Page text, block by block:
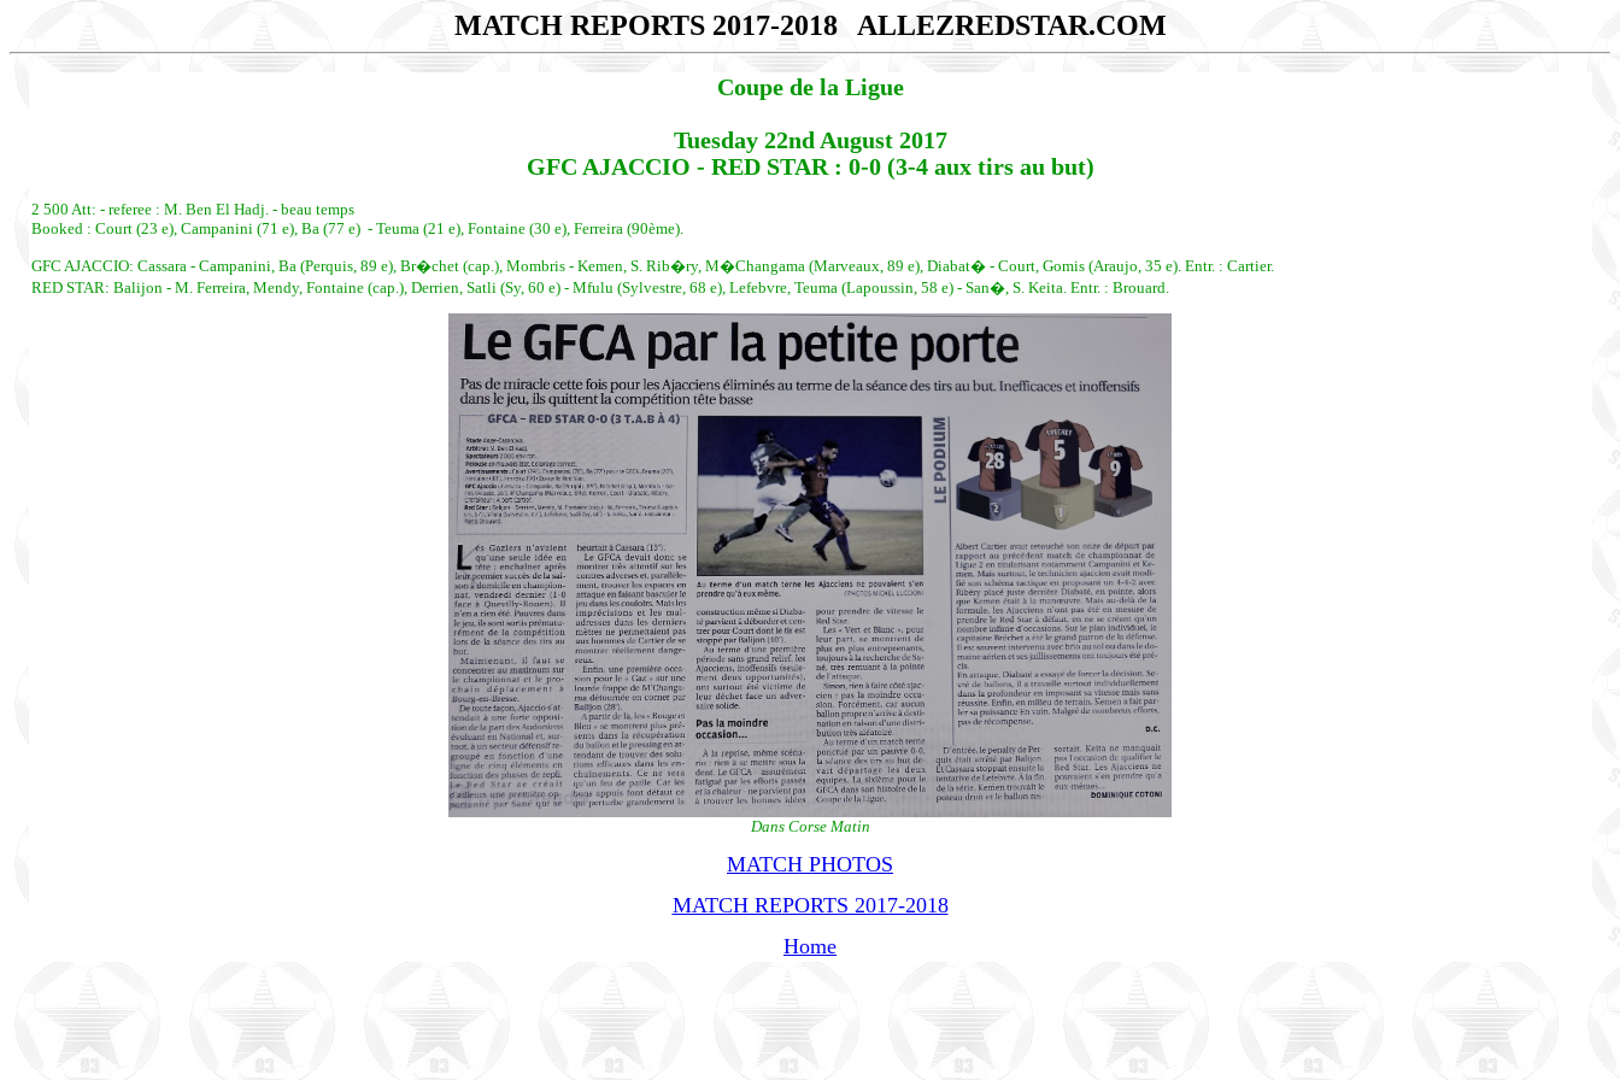
MATCH REPORTS 2017-2018 ALLEZREDSTAR.COM
Coupe de la Ligue
Tuesday 22nd August 2017
GFC AJACCIO - RED STAR : 0-0 (3-4 aux tirs au but)
2 500 Att: - referee : M. Ben El Hadj. - beau temps
Booked : Court (23 e), Campanini (71 e), Ba (77 e) - Teuma (21 e), Fontaine (30 e), Ferreira (90ème).
GFC AJACCIO: Cassara - Campanini, Ba (Perquis, 89 e), Br�chet (cap.), Mombris - Kemen, S. Rib�ry, M�Changama (Marveaux, 89 e), Diabat� - Court, Gomis (Araujo, 35 e). Entr. : Cartier.
RED STAR: Balijon - M. Ferreira, Mendy, Fontaine (cap.), Derrien, Satli (Sy, 60 e) - Mfulu (Sylvestre, 68 e), Lefebvre, Teuma (Lapoussin, 58 e) - San�, S. Keita. Entr. : Brouard.
Dans Corse Matin
MATCH PHOTOS
MATCH REPORTS 2017-2018
Home